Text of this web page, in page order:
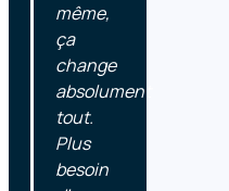
même,
ça
change
absolument
tout.
Plus
besoin